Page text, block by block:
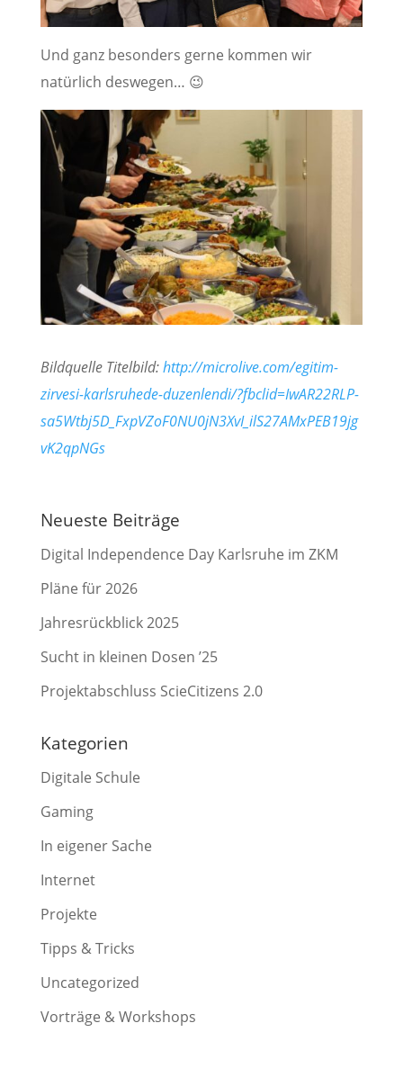
Und ganz besonders gerne kommen wir
natürlich deswegen… 😉
Bildquelle Titelbild:http://microlive.com/egitim-
zirvesi-karlsruhede-duzenlendi/?fbclid=IwAR22RLP-
sa5Wtbj5D_FxpVZoF0NU0jN3XvI_ilS27AMxPEB19jg
vK2qpNGs
Neueste Beiträge
Digital Independence Day Karlsruhe im ZKM
Pläne für 2026
Jahresrückblick 2025
Sucht in kleinen Dosen ’25
Projektabschluss ScieCitizens 2.0
Kategorien
Digitale Schule
Gaming
In eigener Sache
Internet
Projekte
Tipps & Tricks
Uncategorized
Vorträge & Workshops